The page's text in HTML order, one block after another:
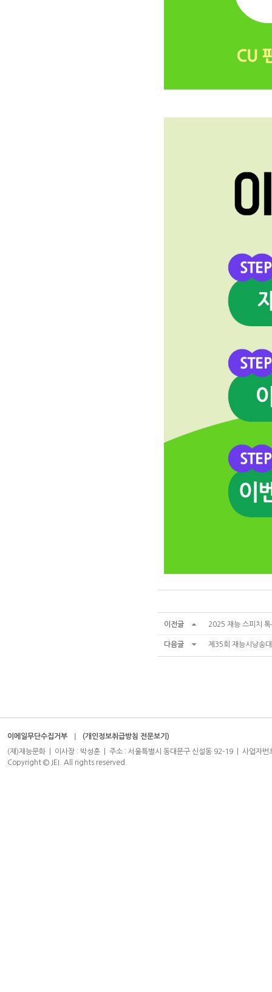
이전글 2025 재능 스피치 톡
다음글 제35회 재능시낭송
이메일무단수집거부 (개인정보취급방침 전문보기)
(재)재능문화 | 이사장 : 박성훈 | 주소 : 서울특별시 동대문구 신설동 92-19 | 사
Copyright © JEI. All rights reserved.